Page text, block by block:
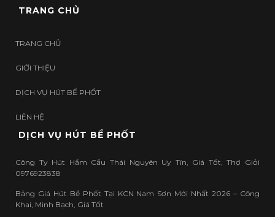
TRANG CHỦ
TRANG CHỦ
GIỚI THIỆU
DỊCH VỤ HÚT BỂ PHỐT
LIÊN HỆ
DỊCH VỤ HÚT BỂ PHỐT
Công Ty Hút Hầm Cầu Thái Nguyên Uy Tín, Giá Tốt, Thợ Giỏi
0976923838
Bảng Giá Hút Bể Phốt Tại KCN Nam Sơn Mới Nhất 2026 – Công
Khai, Minh Bạch, Giá Tốt